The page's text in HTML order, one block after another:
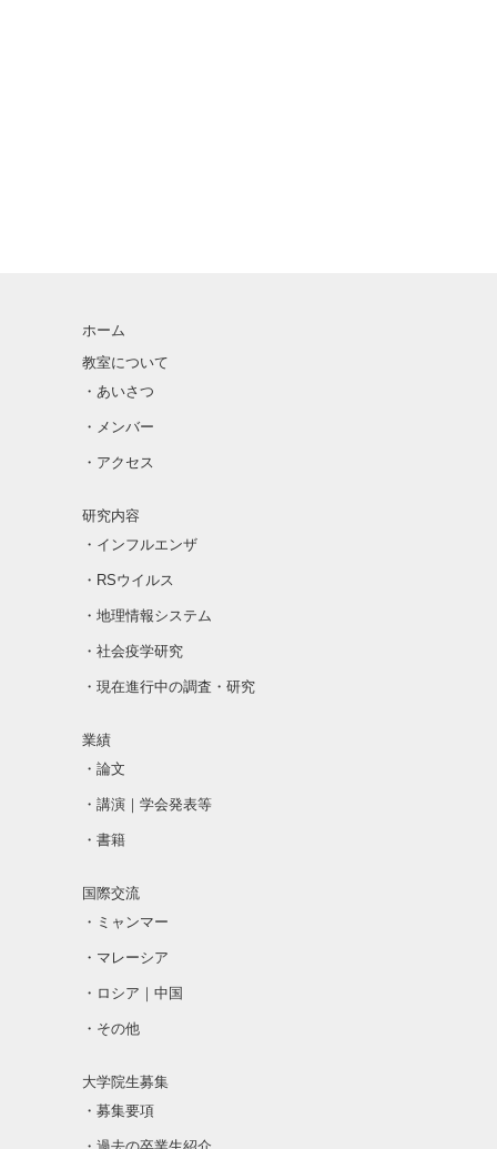
ホーム
教室について
・あいさつ
・メンバー
・アクセス
研究内容
・インフルエンザ
・RSウイルス
・地理情報システム
・社会疫学研究
・現在進行中の調査・研究
業績
・論文
・講演｜学会発表等
・書籍
国際交流
・ミャンマー
・マレーシア
・ロシア｜中国
・その他
大学院生募集
・募集要項